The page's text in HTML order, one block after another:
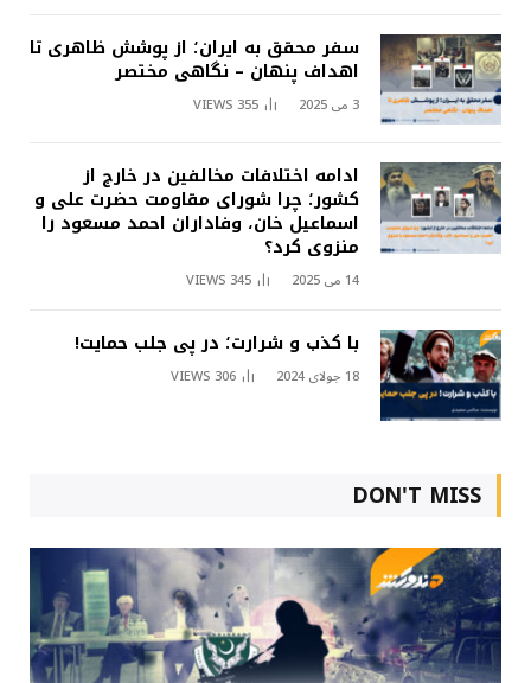
سفر محقق به ایران؛ از پوشش ظاهری تا
اهداف پنهان – نگاهی مختصر
3 می 2025 355
VIEWS
ادامه اختلافات مخالفین در خارج از
کشور؛ چرا شورای مقاومت حضرت علی و
اسماعیل خان، وفاداران احمد مسعود را
منزوی کرد؟
14 می 2025 345
VIEWS
با کذب و شرارت؛ در پی جلب حمایت!
18 جولای 2024 306
VIEWS
DON'T MISS